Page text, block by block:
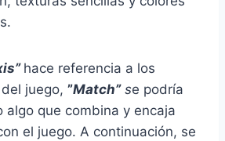
hace referencia a los
juego, ”Match”se podría
algo que combina y encaja
el juego. A continuación, se